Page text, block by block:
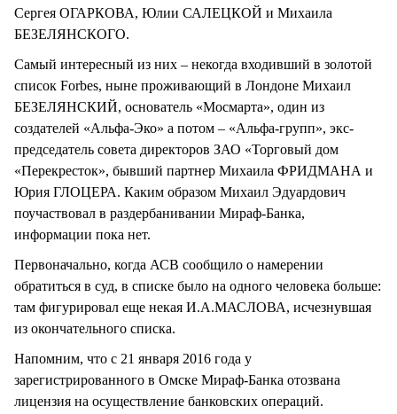
Сергея ОГАРКОВА, Юлии САЛЕЦКОЙ и Михаила
БЕЗЕЛЯНСКОГО.
Самый интересный из них – некогда входивший в золотой
список Forbes, ныне проживающий в Лондоне Михаил
БЕЗЕЛЯНСКИЙ, основатель «Мосмарта», один из
создателей «Альфа-Эко» а потом – «Альфа-групп», экс-
председатель совета директоров ЗАО «Торговый дом
«Перекресток», бывший партнер Михаила ФРИДМАНА и
Юрия ГЛОЦЕРА. Каким образом Михаил Эдуардович
поучаствовал в раздербанивании Мираф-Банка,
информации пока нет.
Первоначально, когда АСВ сообщило о намерении
обратиться в суд, в списке было на одного человека больше:
там фигурировал еще некая И.А.МАСЛОВА, исчезнувшая
из окончательного списка.
Напомним, что с 21 января 2016 года у
зарегистрированного в Омске Мираф-Банка отозвана
лицензия на осуществление банковских операций.